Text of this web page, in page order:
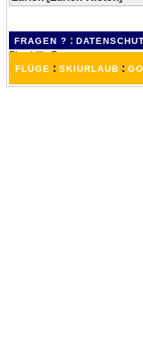
FRAGEN ? :
FLÜGE : SKIURLAUB :